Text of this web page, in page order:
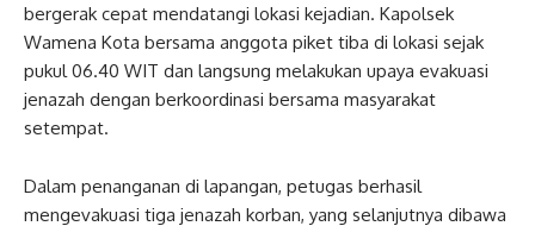
bergerak cepat mendatangi lokasi kejadian. Kapolsek
Wamena Kota bersama anggota piket tiba di lokasi sejak
pukul 06.40 WIT dan langsung melakukan upaya evakuasi
jenazah dengan berkoordinasi bersama masyarakat
setempat.
Dalam penanganan di lapangan, petugas berhasil
mengevakuasi tiga jenazah korban, yang selanjutnya dibawa